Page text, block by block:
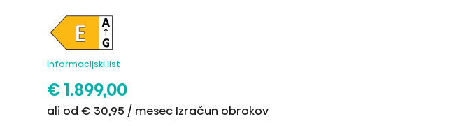
Informacijski list
€ 1.899,00
ali od € 30,95 / mesec Izračun obrokov